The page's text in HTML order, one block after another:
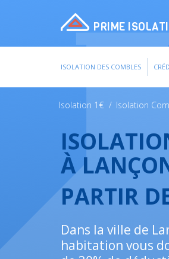
PRIME
ISOLATION DES COMBLES
Isolation 1€ / Isolation
À
PARTIR
Dans la ville de
habitation vous